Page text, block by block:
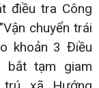
điều tra Công
chuyển trái
khoản 3 Điều
bắt tạm giam